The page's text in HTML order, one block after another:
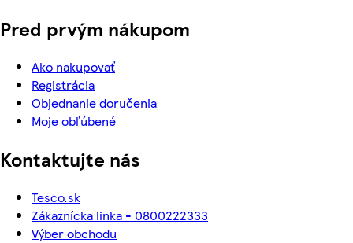
Pred prvým nákupom
Ako nakupovať
Registrácia
Objednanie doručenia
Moje obľúbené
Kontaktujte nás
Tesco.sk
Zákaznícka linka - 0800222333
Výber obchodu